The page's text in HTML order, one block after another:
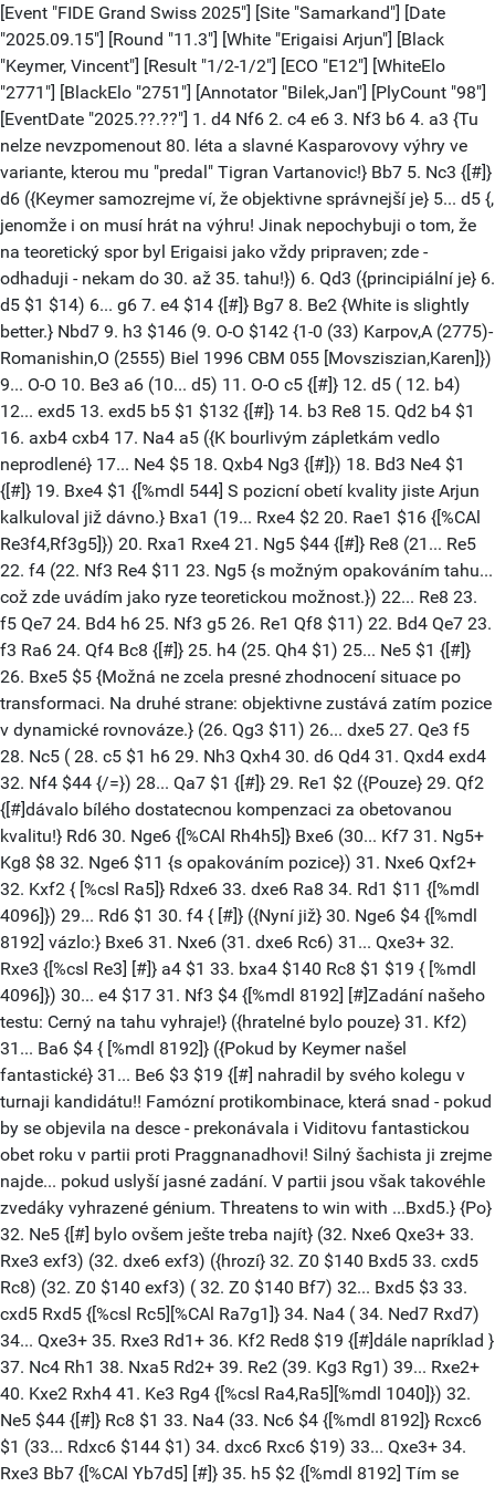
[Event "FIDE Grand Swiss 2025"] [Site "Samarkand"] [Date
"2025.09.15"] [Round "11.3"] [White "Erigaisi Arjun"] [Black
"Keymer, Vincent"] [Result "1/2-1/2"] [ECO "E12"] [WhiteElo
"2771"] [BlackElo "2751"] [Annotator "Bilek,Jan"] [PlyCount "98"]
[EventDate "2025.??.??"] 1. d4 Nf6 2. c4 e6 3. Nf3 b6 4. a3 {Tu
nelze nevzpomenout 80. léta a slavné Kasparovovy výhry ve
variante, kterou mu "predal" Tigran Vartanovic!} Bb7 5. Nc3 {[#]}
d6 ({Keymer samozrejme ví, že objektivne správnejší je} 5... d5 {,
jenomže i on musí hrát na výhru! Jinak nepochybuji o tom, že
na teoretický spor byl Erigaisi jako vždy pripraven; zde -
odhaduji - nekam do 30. až 35. tahu!}) 6. Qd3 ({principiální je} 6.
d5 $1 $14) 6... g6 7. e4 $14 {[#]} Bg7 8. Be2 {White is slightly
better.} Nbd7 9. h3 $146 (9. O-O $142 {1-0 (33) Karpov,A (2775)-
Romanishin,O (2555) Biel 1996 CBM 055 [Movsziszian,Karen]})
9... O-O 10. Be3 a6 (10... d5) 11. O-O c5 {[#]} 12. d5 ( 12. b4)
12... exd5 13. exd5 b5 $1 $132 {[#]} 14. b3 Re8 15. Qd2 b4 $1
16. axb4 cxb4 17. Na4 a5 ({K bourlivým zápletkám vedlo
neprodlené} 17... Ne4 $5 18. Qxb4 Ng3 {[#]}) 18. Bd3 Ne4 $1
{[#]} 19. Bxe4 $1 {[%mdl 544] S pozicní obetí kvality jiste Arjun
kalkuloval již dávno.} Bxa1 (19... Rxe4 $2 20. Rae1 $16 {[%CAl
Re3f4,Rf3g5]}) 20. Rxa1 Rxe4 21. Ng5 $44 {[#]} Re8 (21... Re5
22. f4 (22. Nf3 Re4 $11 23. Ng5 {s možným opakováním tahu...
což zde uvádím jako ryze teoretickou možnost.}) 22... Re8 23.
f5 Qe7 24. Bd4 h6 25. Nf3 g5 26. Re1 Qf8 $11) 22. Bd4 Qe7 23.
f3 Ra6 24. Qf4 Bc8 {[#]} 25. h4 (25. Qh4 $1) 25... Ne5 $1 {[#]}
26. Bxe5 $5 {Možná ne zcela presné zhodnocení situace po
transformaci. Na druhé strane: objektivne zustává zatím pozice
v dynamické rovnováze.} (26. Qg3 $11) 26... dxe5 27. Qe3 f5
28. Nc5 ( 28. c5 $1 h6 29. Nh3 Qxh4 30. d6 Qd4 31. Qxd4 exd4
32. Nf4 $44 {/=}) 28... Qa7 $1 {[#]} 29. Re1 $2 ({Pouze} 29. Qf2
{[#]dávalo bílého dostatecnou kompenzaci za obetovanou
kvalitu!} Rd6 30. Nge6 {[%CAl Rh4h5]} Bxe6 (30... Kf7 31. Ng5+
Kg8 $8 32. Nge6 $11 {s opakováním pozice}) 31. Nxe6 Qxf2+
32. Kxf2 { [%csl Ra5]} Rdxe6 33. dxe6 Ra8 34. Rd1 $11 {[%mdl
4096]}) 29... Rd6 $1 30. f4 { [#]} ({Nyní již} 30. Nge6 $4 {[%mdl
8192] vázlo:} Bxe6 31. Nxe6 (31. dxe6 Rc6) 31... Qxe3+ 32.
Rxe3 {[%csl Re3] [#]} a4 $1 33. bxa4 $140 Rc8 $1 $19 { [%mdl
4096]}) 30... e4 $17 31. Nf3 $4 {[%mdl 8192] [#]Zadání našeho
testu: Cerný na tahu vyhraje!} ({hratelné bylo pouze} 31. Kf2)
31... Ba6 $4 { [%mdl 8192]} ({Pokud by Keymer našel
fantastické} 31... Be6 $3 $19 {[#] nahradil by svého kolegu v
turnaji kandidátu!! Famózní protikombinace, která snad - pokud
by se objevila na desce - prekonávala i Viditovu fantastickou
obet roku v partii proti Praggnanadhovi! Silný šachista ji zrejme
najde... pokud uslyší jasné zadání. V partii jsou však takovéhle
zvedáky vyhrazené génium. Threatens to win with ...Bxd5.} {Po}
32. Ne5 {[#] bylo ovšem ješte treba najít} (32. Nxe6 Qxe3+ 33.
Rxe3 exf3) (32. dxe6 exf3) ({hrozí} 32. Z0 $140 Bxd5 33. cxd5
Rc8) (32. Z0 $140 exf3) ( 32. Z0 $140 Bf7) 32... Bxd5 $3 33.
cxd5 Rxd5 {[%csl Rc5][%CAl Ra7g1]} 34. Na4 ( 34. Ned7 Rxd7)
34... Qxe3+ 35. Rxe3 Rd1+ 36. Kf2 Red8 $19 {[#]dále napríklad }
37. Nc4 Rh1 38. Nxa5 Rd2+ 39. Re2 (39. Kg3 Rg1) 39... Rxe2+
40. Kxe2 Rxh4 41. Ke3 Rg4 {[%csl Ra4,Ra5][%mdl 1040]}) 32.
Ne5 $44 {[#]} Rc8 $1 33. Na4 (33. Nc6 $4 {[%mdl 8192]} Rcxc6
$1 (33... Rdxc6 $144 $1) 34. dxc6 Rxc6 $19) 33... Qxe3+ 34.
Rxe3 Bb7 {[%CAl Yb7d5] [#]} 35. h5 $2 {[%mdl 8192] Tím se